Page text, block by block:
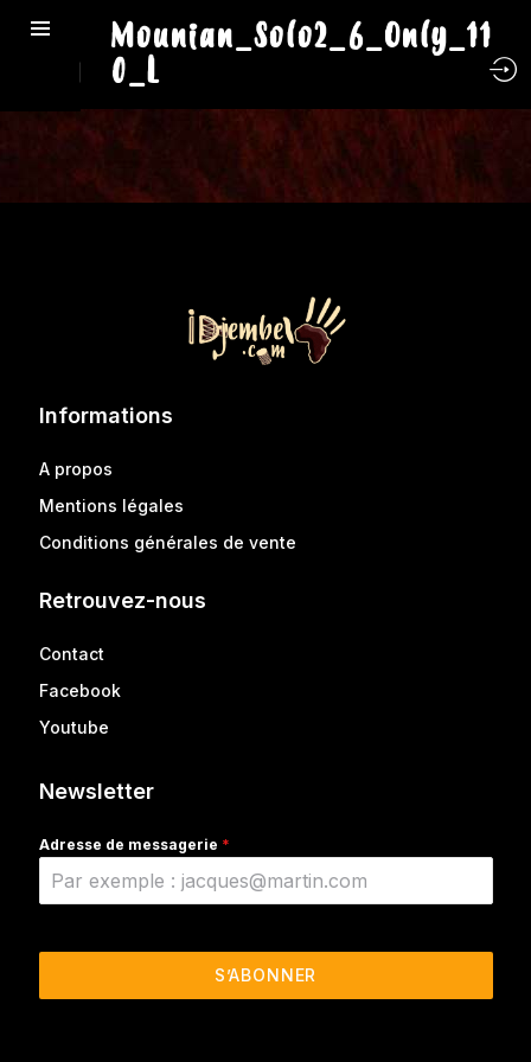
Mounian_Solo2_6_Only_11
0_L
Informations
A propos
Mentions légales
Conditions générales de vente
Retrouvez-nous
Contact
Facebook
Youtube
Newsletter
Adresse de messagerie *
S’ABONNER